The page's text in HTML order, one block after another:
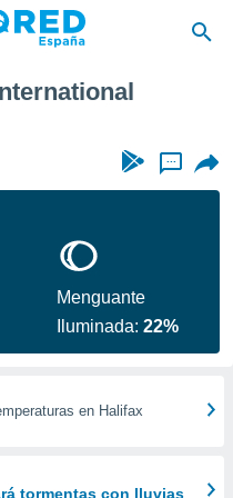
...
Menguante
Iluminada:22%
en Halifax
tormentas con lluvias